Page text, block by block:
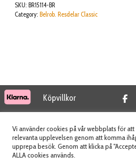
Acting
SKU: BR15114-BR
Category: Belrob. Resdelar Classic
Köpvillkor
© 2026 Tidab AB - All
Vi använder cookies på vår webbplats för
relevanta upplevelsen genom att komma
upprepa besök. Genom att klicka på
ALLA cookies används.